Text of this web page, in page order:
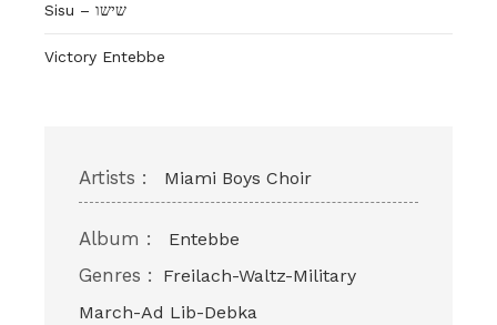
Sisu – שישו
Victory Entebbe
Artists : Miami Boys Choir
Album : Entebbe
Genres :
Freilach-Waltz-Military
March-Ad Lib-Debka